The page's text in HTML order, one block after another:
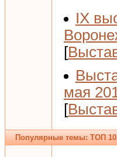
IX
[
мая
[
Популярные темы: ТОП 10